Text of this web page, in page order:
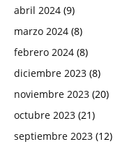
abril 2024 (9)
marzo 2024 (8)
febrero 2024 (8)
diciembre 2023 (8)
noviembre 2023 (20)
octubre 2023 (21)
septiembre 2023 (12)